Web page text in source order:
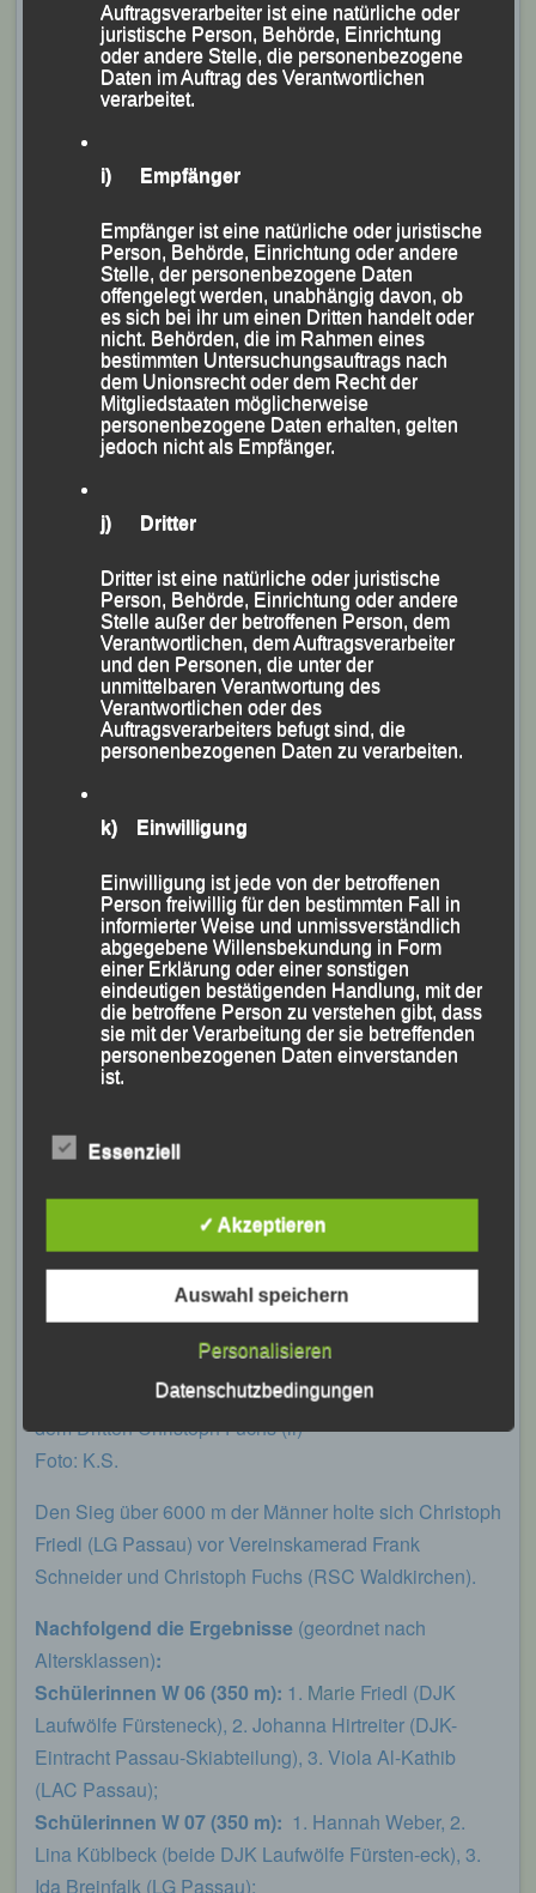
Landshut
Den Hauptlauf über 4200 m der Frauen gewann
Christina Fischer (LG Region Landshut) vor Elisa
Schöne (LG Wolfstein/SSV Jandelsbrunn) und Kathrin
Bründl (TSV Simbach).
Der Sieger des Männer-Hauptlaufs Christoph Friedl,
eingerahmt vom Zweiten Frank Schneider (rechts) und
dem Dritten Christoph Fuchs (li)
Foto: K.S.
Den Sieg über 6000 m der Männer holte sich Christoph
Friedl (LG Passau) vor Vereinskamerad Frank
Schneider und Christoph Fuchs (RSC Waldkirchen).
Nachfolgend die Ergebnisse (geordnet nach
Altersklassen):
Schülerinnen W 06 (350 m): 1. Marie Friedl (DJK
Laufwölfe Fürsteneck), 2. Johanna Hirtreiter (DJK-
Eintracht Passau-Skiabteilung), 3. Viola Al-Kathib
(LAC Passau);
Schülerinnen W 07 (350 m): 1. Hannah Weber, 2.
Lina Küblbeck (beide DJK Laufwölfe Fürsten-eck), 3.
Ida Breinfalk (LG Passau);
Auftragsverarbeiter ist eine natürliche oder
juristische Person, Behörde, Einrichtung
oder andere Stelle, die personenbezogene
Daten im Auftrag des Verantwortlichen
verarbeitet.
i) Empfänger
Empfänger ist eine natürliche oder juristische
Person, Behörde, Einrichtung oder andere
Stelle, der personenbezogene Daten
offengelegt werden, unabhängig davon, ob
es sich bei ihr um einen Dritten handelt oder
nicht. Behörden, die im Rahmen eines
bestimmten Untersuchungsauftrags nach
dem Unionsrecht oder dem Recht der
Mitgliedstaaten möglicherweise
personenbezogene Daten erhalten, gelten
jedoch nicht als Empfänger.
j) Dritter
Dritter ist eine natürliche oder juristische
Person, Behörde, Einrichtung oder andere
Stelle außer der betroffenen Person, dem
Verantwortlichen, dem Auftragsverarbeiter
und den Personen, die unter der
unmittelbaren Verantwortung des
Verantwortlichen oder des
Auftragsverarbeiters befugt sind, die
personenbezogenen Daten zu verarbeiten.
k) Einwilligung
Einwilligung ist jede von der betroffenen
Person freiwillig für den bestimmten Fall in
informierter Weise und unmissverständlich
abgegebene Willensbekundung in Form
einer Erklärung oder einer sonstigen
eindeutigen bestätigenden Handlung, mit der
die betroffene Person zu verstehen gibt, dass
sie mit der Verarbeitung der sie betreffenden
personenbezogenen Daten einverstanden
ist.
Verantwortlichen
Verantwortlicher im Sinne der Datenschutz-
Grundverordnung, sonstiger in den Mitgliedstaaten
der Europäischen Union geltenden
Leichtathletik Gemeinschaft Passau
Göttweiger Str. 45
94032 Passau
Deutschland
E-Mail: info@lgpassau.de
Cookies / SessionStorage / LocalStorage
Die Internetseiten verwenden teilweise so
SessionStorage. Dies dient dazu, unser Angebot
nutzerfreundlicher, effektiver und sicherer zu
eine Technologie, mit welcher ihr Browser Daten
auf Ihrem Computer oder mobilen Gerät
über einen Internetbrowser auf einem
Computersystem abgelegt und gespeichert
Essenziell
✓ Akzeptieren
Auswahl speichern
Personalisieren
Datenschutzbedingungen